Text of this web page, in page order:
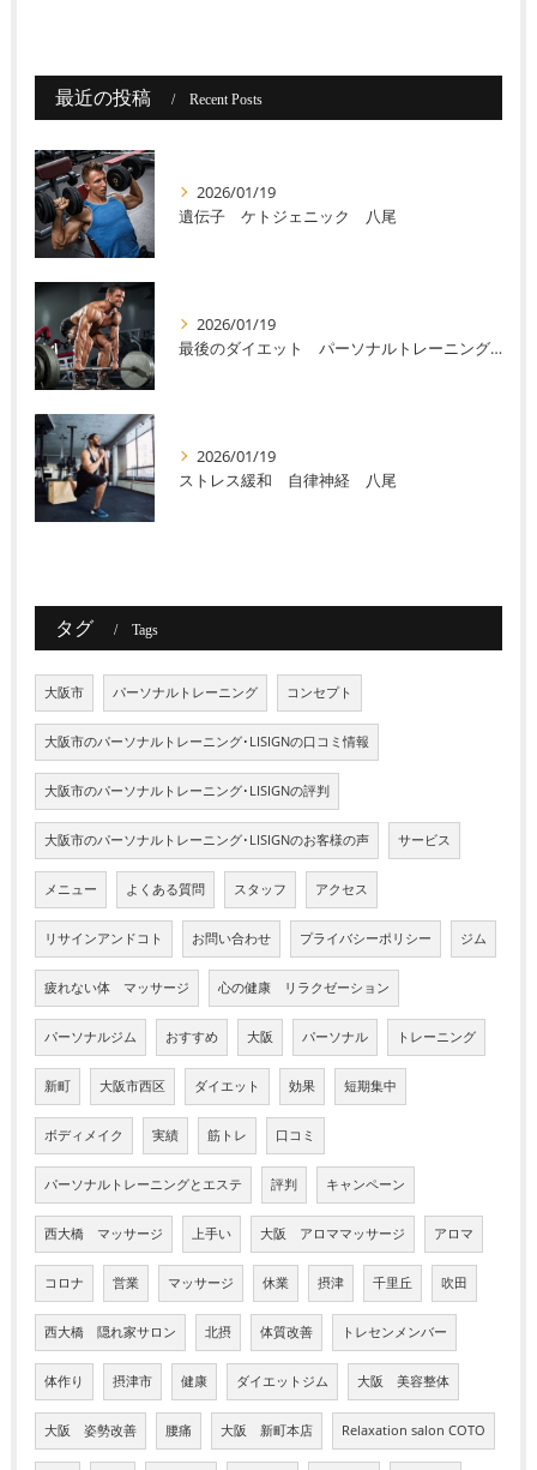
最近の投稿 Recent Posts
2026/01/19
遺伝子 ケトジェニック 八尾
2026/01/19
最後のダイエット パーソナルトレーニング 八尾
2026/01/19
ストレス緩和 自律神経 八尾
タグ Tags
大阪市 パーソナルトレーニング コンセプト
大阪市のパーソナルトレーニング･LISIGNの口コミ情報
大阪市のパーソナルトレーニング･LISIGNの評判
大阪市のパーソナルトレーニング･LISIGNのお客様の声 サービス
メニュー よくある質問 スタッフ アクセス
リサインアンドコト お問い合わせ プライバシーポリシー ジム
疲れない体 マッサージ 心の健康 リラクゼーション
パーソナルジム おすすめ 大阪 パーソナル トレーニング
新町 大阪市西区 ダイエット 効果 短期集中
ボディメイク 実績 筋トレ 口コミ
パーソナルトレーニングとエステ 評判 キャンペーン
西大橋 マッサージ 上手い 大阪 アロママッサージ アロマ
コロナ 営業 マッサージ 休業 摂津 千里丘 吹田
西大橋 隠れ家サロン 北摂 体質改善 トレセンメンバー
体作り 摂津市 健康 ダイエットジム 大阪 美容整体
大阪 姿勢改善 腰痛 大阪 新町本店 Relaxation salon COTO